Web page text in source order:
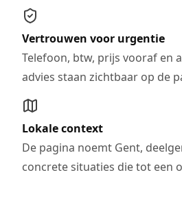
Vertrouwen voor urgentie
Telefoon, btw, prijs vooraf en
advies staan zichtbaar op de
Lokale context
De pagina noemt Gent,
concrete situaties die tot een